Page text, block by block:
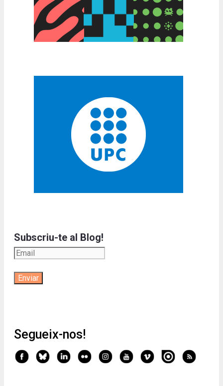
Subscriu-te al Blog!
Segueix-nos!